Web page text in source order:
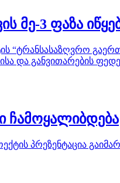
მე-3 ფაზა
“ტრანსასაზღვრო
და განვითარების
ჩამოყალიბდება
პრეზენტაცია